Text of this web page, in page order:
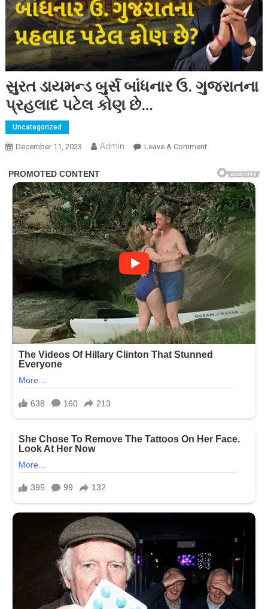
સુરત ડાયમન્ડ બુર્સ બાંધનાર ઉ. ગુજરાતના
પ્રહલાદ પટેલ કોણ છે…
Uncategorized
December 11, 2023 Admin Leave A CommentOn
ડાયમન્ડ
બુર્સ
બાંધનાર
ઉ.
ગુજરાતના
પ્રહલાદ
પટેલ
કોણ
છે…